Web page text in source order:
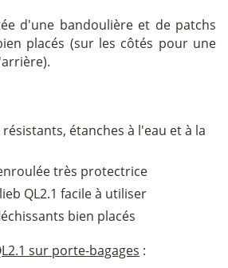
d'une bandoulière et de patchs
placés (sur les côtés pour une
étanches à l'eau et à la
très protectrice
QL2.1 facile à utiliser
bien placés
sur porte-bagages :